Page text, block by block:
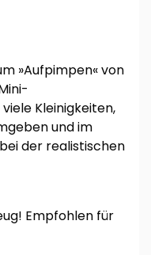
»Aufpimpen« von
Kleinigkeiten,
und im
der realistischen
Empfohlen für